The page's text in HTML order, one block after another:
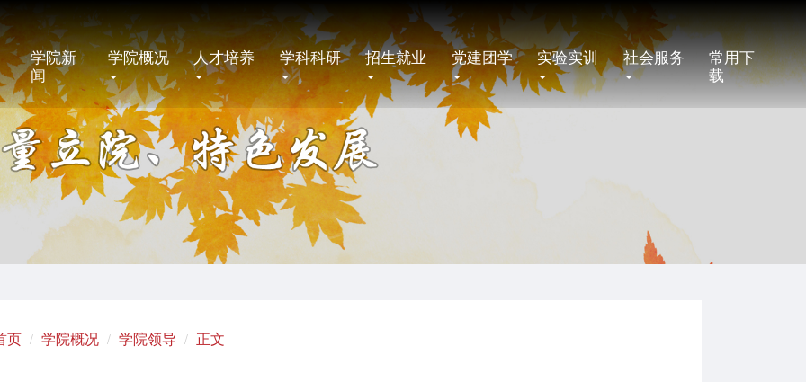
学院新
闻
学院概况 人才培养 学科科研 招生就业 党建团学 实验实训 社会服务
常用下
载
页 学院概况 学院领导 正文